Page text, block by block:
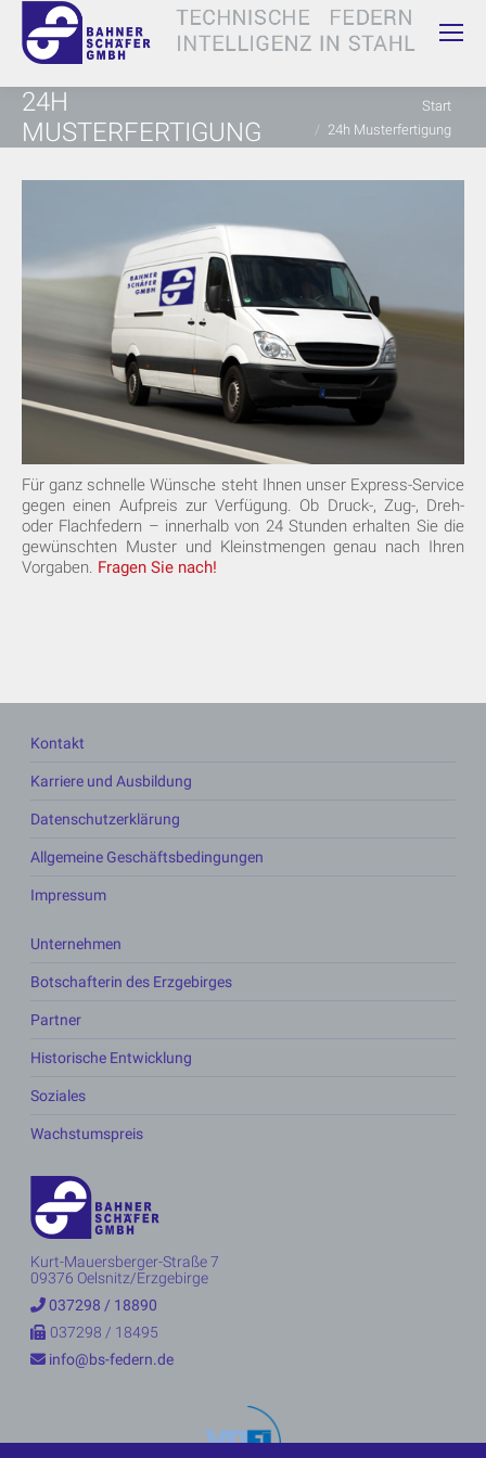
24H
MUSTERFERTIGUNG
Sie befinden sich hier:Start
24h Musterfertigung
Für ganz schnelle Wünsche steht Ihnen unser Express-Service
gegen einen Aufpreis zur Verfügung. Ob Druck-, Zug-, Dreh-
oder Flachfedern – innerhalb von 24 Stunden erhalten Sie die
gewünschten Muster und Kleinstmengen genau nach Ihren
Vorgaben. Fragen Sie nach!
Kontakt
Karriere und Ausbildung
Datenschutzerklärung
Allgemeine Geschäftsbedingungen
Impressum
Unternehmen
Botschafterin des Erzgebirges
Partner
Historische Entwicklung
Soziales
Wachstumspreis
Kurt-Mauersberger-Straße 7
09376 Oelsnitz/Erzgebirge
037298 / 18890
037298 / 18495
info@bs-federn.de